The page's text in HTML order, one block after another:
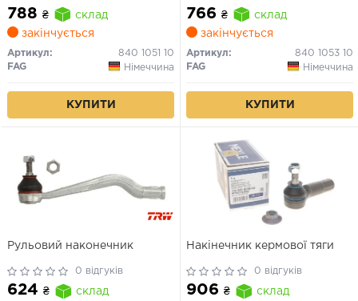
788 ₴
склад
закінчується
Артикул:
840 1051 10
FAG
Німеччина
КУПИТИ
766 ₴
склад
закінчується
Артикул:
840 1053 10
FAG
Німеччина
КУПИТИ
Рульовий наконечник
0 відгуків
624 ₴
склад
Накінечник кермової тяги
0 відгуків
906 ₴
склад